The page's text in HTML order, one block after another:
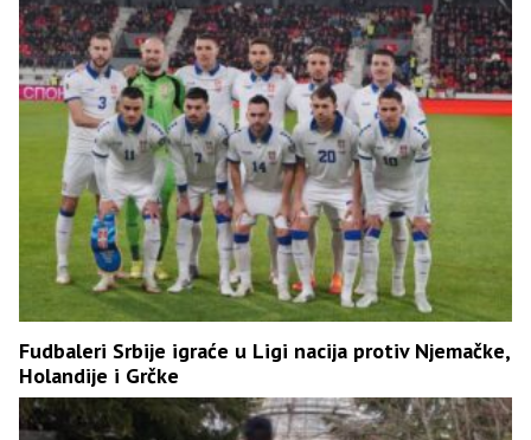
Fudbaleri Srbije igraće u Ligi nacija protiv Njemačke,
Holandije i Grčke